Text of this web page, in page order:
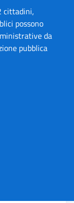
cittadini,
possono
da
pubblica